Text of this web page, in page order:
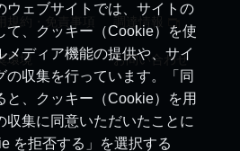
ウェブサイトでは、サイトの
て、クッキー（Cookie）を使
メディア機能の提供や、サイ
の収集を行っています。「同
と、クッキー（Cookie）を用
収集に同意いただいたことに
を拒否する」を選択する
規約・免責事項
環境 お問い合わせ